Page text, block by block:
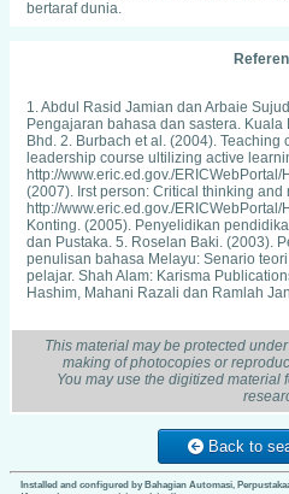
bertaraf dunia.
1. Abdul Rasid Jamian dan Arbaie
Pengajaran bahasa dan sastera.
Bhd. 2. Burbach et al. (2004).
leadership course ultilizing active
http://www.eric.ed.gov./
(2007). Irst person: Critical thinking and
http://www.eric.ed.gov./
Konting. (2005). Penyelidikan
dan Pustaka. 5. Roselan Baki. (2003).
penulisan bahasa Melayu: Senario
pelajar. Shah Alam: Karisma
Hashim, Mahani Razali dan Ramlah
(2003). Pelaksanaan kemahiran
Jurnal Bahasa.. Jil. 3. Bil.1.
This material may be protected
making of photocopies or
You may use the digitized material
Back to
Installed and configured by Bahagian Automasi,